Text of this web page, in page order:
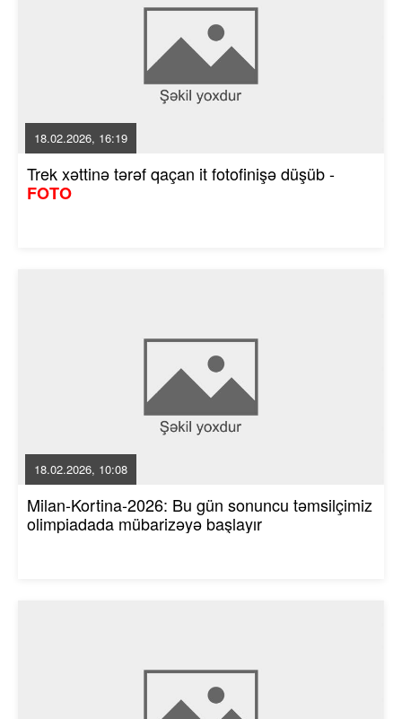
18.02.2026, 16:19
Trek xəttinə tərəf qaçan it fotofinişə düşüb -
FOTO
18.02.2026, 10:08
Milan-Kortina-2026: Bu gün sonuncu təmsilçimiz
olimpiadada mübarizəyə başlayır